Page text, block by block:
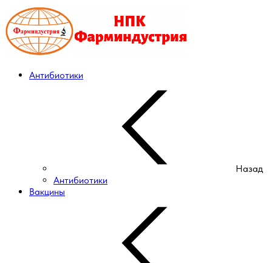
Антибиотики
Назад
Антибиотики
Вакцины